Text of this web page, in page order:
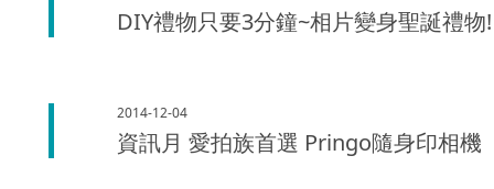
DIY禮物只要3分鐘~相片變身聖誕禮物!
2014-12-04
資訊月 愛拍族首選 Pringo隨身印相機